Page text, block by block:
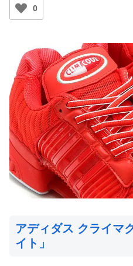
0
アディダス クライマ
イト」